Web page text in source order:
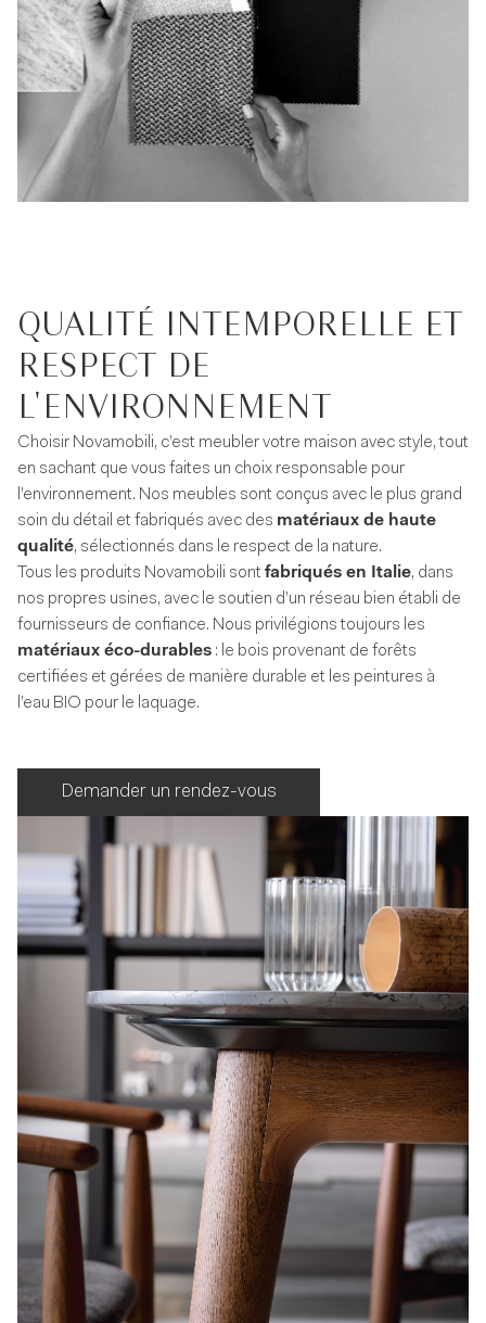
QUALITÉ INTEMPORELLE ET
RESPECT DE
L'ENVIRONNEMENT
Choisir Novamobili, c’est meubler votre maison avec style, tout
en sachant que vous faites un choix responsable pour
l’environnement. Nos meubles sont conçus avec le plus grand
soin du détail et fabriqués avec des matériaux de haute
qualité, sélectionnés dans le respect de la nature.
Tous les produits Novamobili sont fabriqués en Italie, dans
nos propres usines, avec le soutien d’un réseau bien établi de
fournisseurs de confiance. Nous privilégions toujours les
matériaux éco-durables : le bois provenant de forêts
certifiées et gérées de manière durable et les peintures à
l’eau BIO pour le laquage.
Demander un rendez-vous